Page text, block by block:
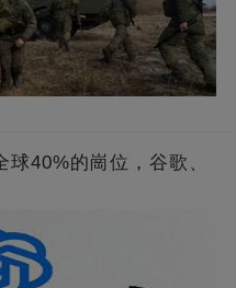
40%的崗位，谷歌、